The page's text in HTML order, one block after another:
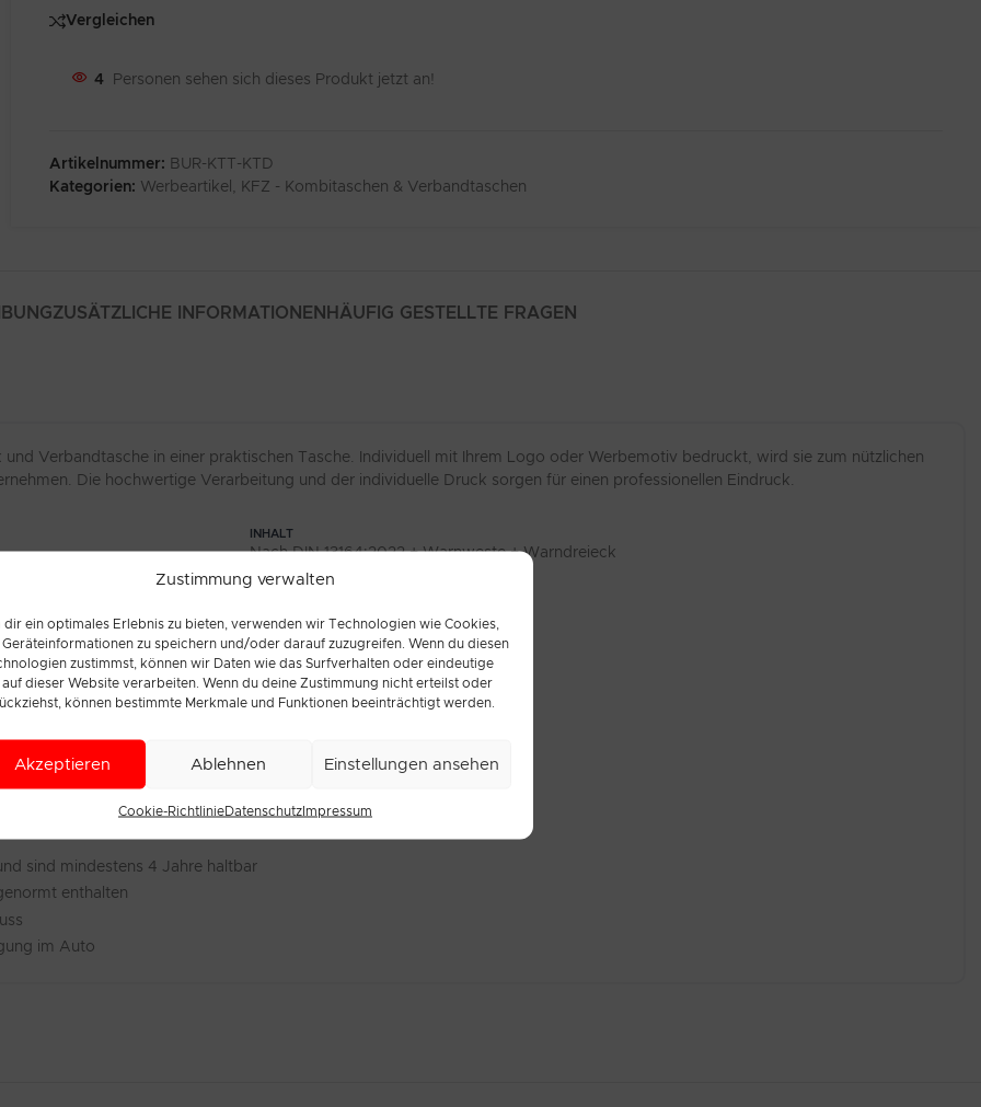
Zustimmung verwalten
dir ein optimales Erlebnis zu bieten, verwenden wir Technologien wie Cookies,
Geräteinformationen zu speichern und/oder darauf zuzugreifen. Wenn du diesen
zustimmst, können wir Daten wie das Surfverhalten oder eindeutige
auf dieser Website verarbeiten. Wenn du deine Zustimmung nicht erteilst oder
können bestimmte Merkmale und Funktionen beeinträchtigt werden.
Akzeptieren Ablehnen Einstellungen ansehen
Cookie-RichtlinieDatenschutzImpressum
Vergleichen
4 Personen sehen sich dieses Produkt jetzt an!
Artikelnummer: BUR-KTT-KTD
Kategorien: Werbeartikel KFZ - Kombitaschen & Verbandtaschen
ZUSÄTZLICHE INFORMATIONEN HÄUFIG GESTELLTE FRAGEN
Verbandtasche in einer praktischen Tasche. Individuell mit Ihrem Logo oder Werbemotiv bedruckt, wird sie zum nützlichen
Die hochwertige Verarbeitung und der individuelle Druck sorgen für einen professionellen Eindruck.
INHALT
Nach DIN 13164:2022 + Warnweste + Warndreieck
WARNDREIECK
genormt
TASCHENFARBE
Rot
Unterbringung im Auto
sind mindestens 4 Jahre haltbar
enthalten
im Auto